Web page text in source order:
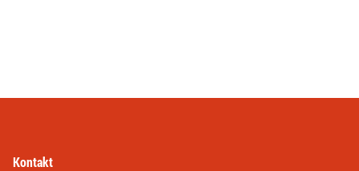
Kontakt